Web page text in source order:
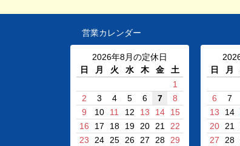
営業カレンダー
2026年8月の定休日
日
月 火 水 木 金
土
1
2
3 4 5 6 7
8
9
10 11 12 13 14
15
16
17 18 19 20 21
22
23
24 25 26 27 28 29
日
月
6
7
13
14
20
21
27
28